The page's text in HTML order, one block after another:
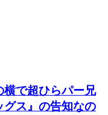
横で超ひらパー兄
グス』の告知なの